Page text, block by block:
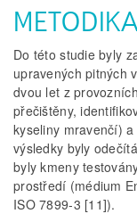
Do této studie byly
upravených pitných
dvou let z
přečištěny,
kyseliny mravenčí)
výsledky byly
byly kmeny
prostředí (médium
ISO 7899-3 [11]).